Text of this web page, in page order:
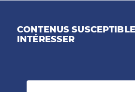
CONTENUS
INTÉRESSER